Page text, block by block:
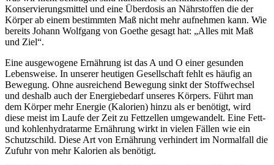
Konservierungsmittel und eine Überdosis an Nährstoffen die der
Körper ab einem bestimmten Maß nicht mehr aufnehmen kann. Wie
bereits Johann Wolfgang von Goethe gesagt hat: „Alles mit Maß
und Ziel“.
Eine ausgewogene Ernährung ist das A und O einer gesunden
Lebensweise. In unserer heutigen Gesellschaft fehlt es häufig an
Bewegung. Ohne ausreichend Bewegung sinkt der Stoffwechsel
und deshalb auch der Energiebedarf unseres Körpers. Führt man
dem Körper mehr Energie (Kalorien) hinzu als er benötigt, wird
diese meist im Laufe der Zeit zu Fettzellen umgewandelt. Eine Fett-
und kohlenhydratarme Ernährung wirkt in vielen Fällen wie ein
Schutzschild. Diese Art von Ernährung verhindert im Normalfall die
Zufuhr von mehr Kalorien als benötigt.